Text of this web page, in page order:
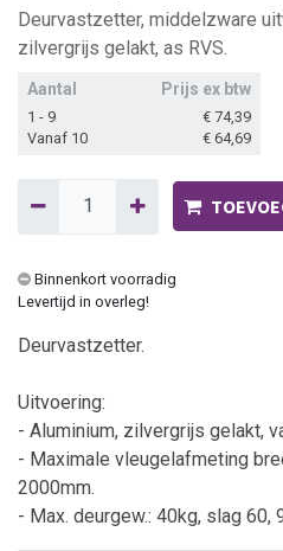
Deurvastzetter, middelzware
zilvergrijs gelakt, as RVS.
Aantal Prijs ex btw
1 - 9 € 74,39
Vanaf 10
€ 64,69
Binnenkort voorradig
Levertijd in overleg!
Deurvastzetter.
Uitvoering:
- Aluminium, zilvergrijs gelakt,
- Maximale vleugelafmeting
2000mm.
- Max. deurgew.: 40kg, slag 60,